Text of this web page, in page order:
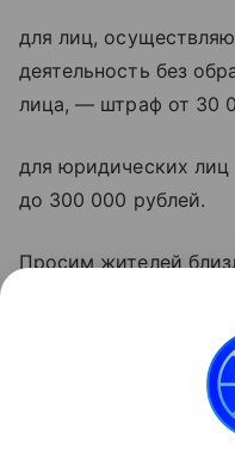
для лиц,
деятельность без
лица, — штраф от 30
для юридических
до 300 000 рублей.
Просим жителей
и не пересекать
безопасность — наш
Об этом сообщил